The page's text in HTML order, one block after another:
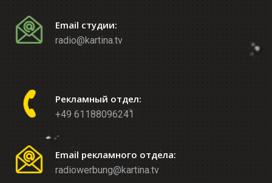
Email студии:
radio@kartina.tv
Рекламный отдел:
+49 61188096241
Email рекламного отдела:
radiowerbung@kartina.tv